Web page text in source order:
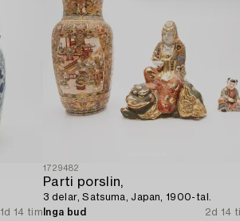
1d 14 tim
1729482
Parti porslin,
3 delar, Satsuma, Japan, 1900-tal.
Inga bud
2d 14